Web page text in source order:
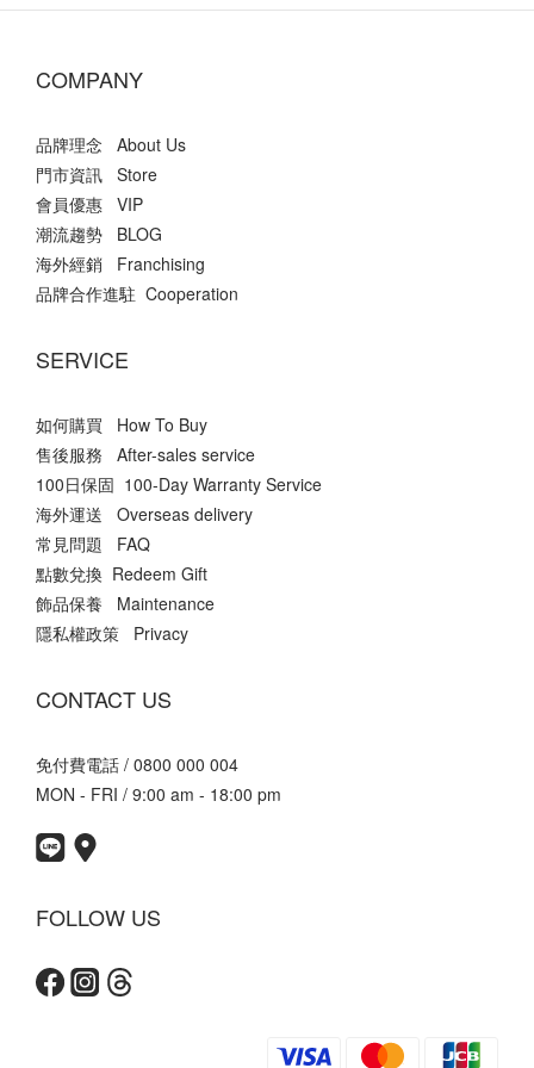
COMPANY
品牌理念 About Us
門市資訊 Store
會員優惠 VIP
潮流趨勢 BLOG
海外經銷 Franchising
品牌合作進駐 Cooperation
SERVICE
如何購買 How To Buy
售後服務 After-sales service
100日保固 100-Day Warranty Service
海外運送 Overseas delivery
常見問題 FAQ
點數兌換 Redeem Gift
飾品保養 Maintenance
隱私權政策 Privacy
CONTACT US
免付費電話 / 0800 000 004
MON - FRI / 9:00 am - 18:00 pm
FOLLOW US